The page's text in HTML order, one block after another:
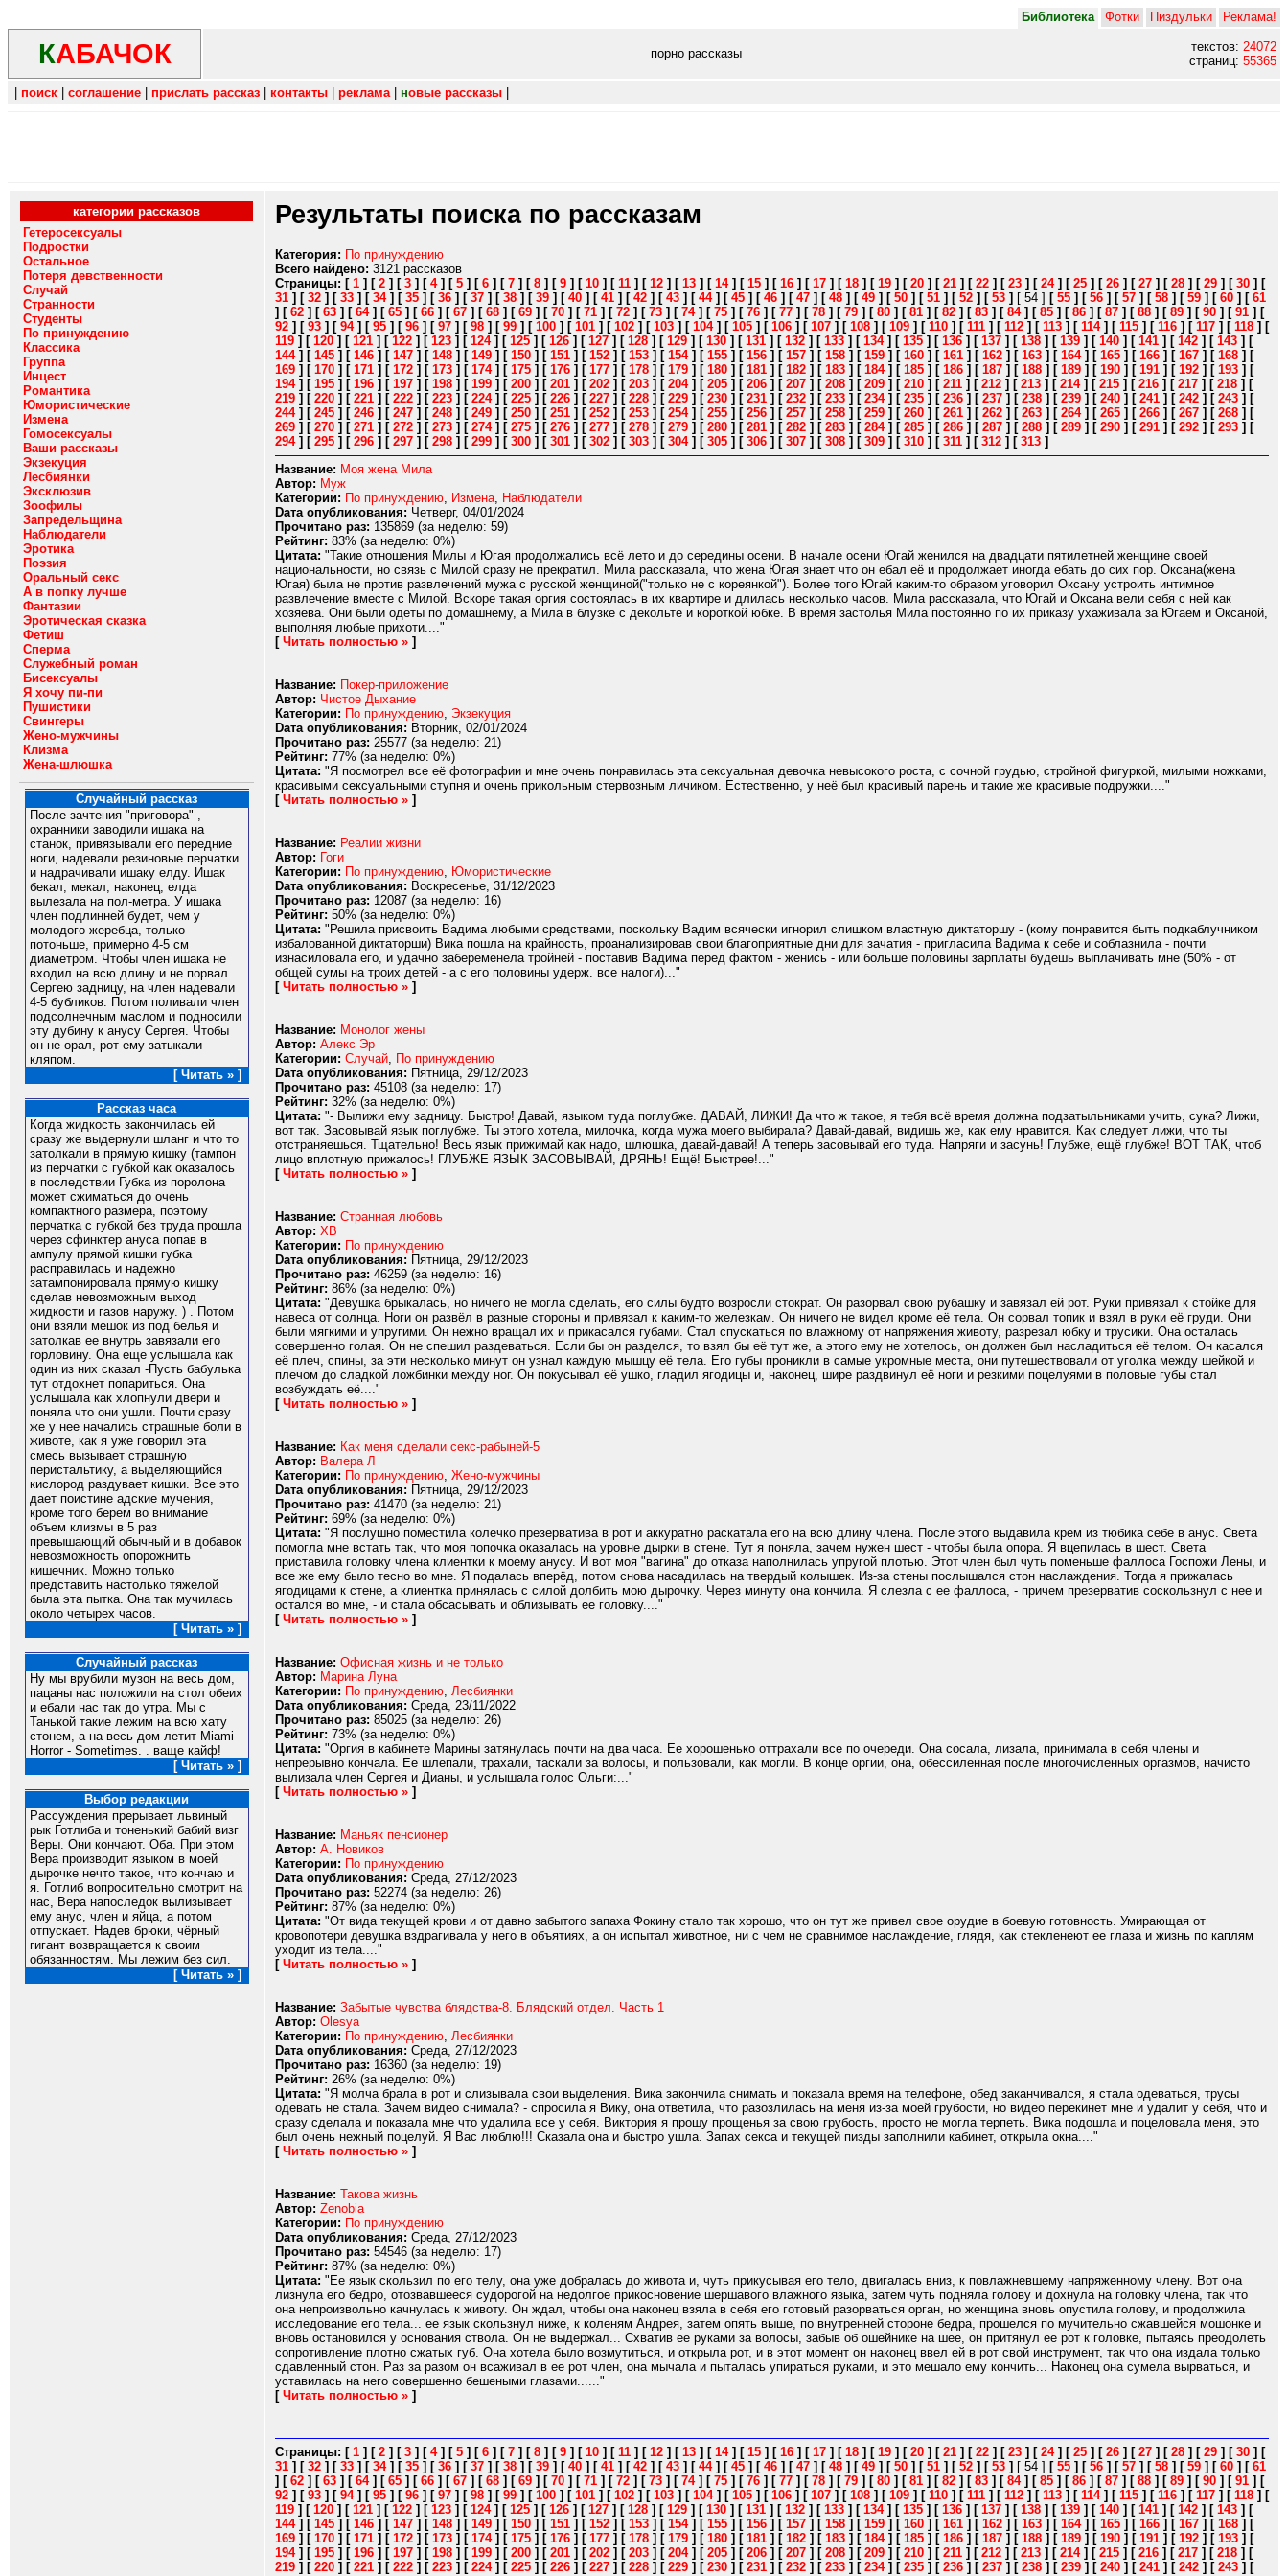
Библиотека Фотки Пиздульки Реклама!
КАБАЧОК порно рассказы текстов: 24072
страниц: 55365
поиск соглашение прислать рассказ контакты реклама| новые рассказы
категории рассказов
Гетеросексуалы
Подростки
Остальное
Потеря девственности
Случай
Странности
Студенты
По принуждению
Классика
Группа
Инцест
Романтика
Юмористические
Измена
Гомосексуалы
Ваши рассказы
Экзекуция
Лесбиянки
Эксклюзив
Зоофилы
Запредельщина
Наблюдатели
Эротика
Поэзия
Оральный секс
А в попку лучше
Фантазии
Эротическая сказка
Фетиш
Сперма
Служебный роман
Бисексуалы
Я хочу пи-пи
Пушистики
Свингеры
Жено-мужчины
Клизма
Жена-шлюшка
Случайный рассказ
После зачтения "приговора" ,
охранники заводили ишака на
станок, привязывали его передние
ноги, надевали резиновые перчатки
и надрачивали ишаку елду. Ишак
бекал, мекал, наконец, елда
вылезала на пол-метра. У ишака
член подлинней будет, чем у
молодого жеребца, только
потоньше, примерно 4-5 см
диаметром. Чтобы член ишака не
входил на всю длину и не порвал
Сергею задницу, на член надевали
4-5 бубликов. Потом поливали член
подсолнечным маслом и подносили
эту дубину к анусу Сергея. Чтобы
он не орал, рот ему затыкали
кляпом.
[ Читать » ]
Рассказ часа
Когда жидкость закончилась ей
сразу же выдернули шланг и что то
затолкали в прямую кишку (тампон
из перчатки с губкой как оказалось
в последствии Губка из поролона
может сжиматься до очень
компактного размера, поэтому
перчатка с губкой без труда прошла
через сфинктер ануса попав в
ампулу прямой кишки губка
расправилась и надежно
затампонировала прямую кишку
сделав невозможным выход
жидкости и газов наружу. ) . Потом
они взяли мешок из под белья и
затолкав ее внутрь завязали его
горловину. Она еще услышала как
один из них сказал -Пусть бабулька
тут отдохнет попариться. Она
услышала как хлопнули двери и
поняла что они ушли. Почти сразу
же у нее начались страшные боли в
животе, как я уже говорил эта
смесь вызывает страшную
перистальтику, а выделяющийся
кислород раздувает кишки. Все это
дает поистине адские мучения,
кроме того берем во внимание
объем клизмы в 5 раз
превышающий обычный и в добавок
невозможность опорожнить
кишечник. Можно только
представить настолько тяжелой
была эта пытка. Она так мучилась
около четырех часов.
[ Читать » ]
Случайный рассказ
Ну мы врубили музон на весь дом,
пацаны нас положили на стол обеих
и ебали нас так до утра. Мы с
Танькой такие лежим на всю хату
стонем, а на весь дом летит Miami
Horror - Sometimes. . ваще кайф!
[ Читать » ]
Выбор редакции
Рассуждения прерывает львиный
рык Готлиба и тоненький бабий визг
Веры. Они кончают. Оба. При этом
Вера производит языком в моей
дырочке нечто такое, что кончаю и
я. Готлиб вопросительно смотрит на
нас, Вера напоследок вылизывает
ему анус, член и яйца, а потом
отпускает. Надев брюки, чёрный
гигант возвращается к своим
обязанностям. Мы лежим без сил.
[ Читать » ]
Результаты поиска по рассказам
Категория: По принуждению
Всего найдено: 3121 рассказов
Страницы: [ 1 ] [ 2 ] [ 3 ] [ 4] [ 5 ] [ 6 ] [ 7 ] [ 8 ] [ 9 ] [ 10 ] [ 11 ] [ 12 ] [ 13 ] [ 14] [ 15 ] [ 16 ] [ 17 ] [ 18 ] [ 19 ] [ 20 ] [ 21 ] [ 22 ] [ 23 ] [ 24] [ 25 ] [ 26 ] [ 27 ] [ 28 ] [ 29 ] [ 30 ] [
31 ] [ 32 ] [ 33 ] [ 34] [ 35 ] [ 36 ] [ 37 ] [ 38 ] [ 39 ] [ 40 ] [ 41 ] [ 42 ] [ 43 ] [ 44] [ 45 ] [ 46 ] [ 47 ] [ 48 ] [ 49 ] [ 50 ] [ 51 ] [ 52 ] [ 53 ] [ 54 ] [ 55 ] [ 56 ] [ 57 ] [ 58 ] [ 59 ] [ 60 ] [ 61
] [ 62 ] [ 63 ] [ 64] [ 65 ] [ 66 ] [ 67 ] [ 68 ] [ 69 ] [ 70 ] [ 71 ] [ 72 ] [ 73 ] [ 74] [ 75 ] [ 76 ] [ 77 ] [ 78 ] [ 79 ] [ 80 ] [ 81 ] [ 82 ] [ 83 ] [ 84] [ 85 ] [ 86 ] [ 87 ] [ 88 ] [ 89 ] [ 90 ] [ 91 ] [
92 ] [ 93 ] [ 94] [ 95 ] [ 96 ] [ 97 ] [ 98 ] [ 99 ] [ 100 ] [ 101 ] [ 102 ] [ 103 ] [ 104] [ 105 ] [ 106 ] [ 107 ] [ 108 ] [ 109 ] [ 110 ] [ 111 ] [ 112 ] [ 113 ] [ 114] [ 115 ] [ 116 ] [ 117 ] [ 118 ] [
119 ] [ 120 ] [ 121 ] [ 122 ] [ 123 ] [ 124] [ 125 ] [ 126 ] [ 127 ] [ 128 ] [ 129 ] [ 130 ] [ 131 ] [ 132 ] [ 133 ] [ 134] [ 135 ] [ 136 ] [ 137 ] [ 138 ] [ 139 ] [ 140 ] [ 141 ] [ 142 ] [ 143 ] [
144] [ 145 ] [ 146 ] [ 147 ] [ 148 ] [ 149 ] [ 150 ] [ 151 ] [ 152 ] [ 153 ] [ 154] [ 155 ] [ 156 ] [ 157 ] [ 158 ] [ 159 ] [ 160 ] [ 161 ] [ 162 ] [ 163 ] [ 164] [ 165 ] [ 166 ] [ 167 ] [ 168 ] [
169 ] [ 170 ] [ 171 ] [ 172 ] [ 173 ] [ 174] [ 175 ] [ 176 ] [ 177 ] [ 178 ] [ 179 ] [ 180 ] [ 181 ] [ 182 ] [ 183 ] [ 184] [ 185 ] [ 186 ] [ 187 ] [ 188 ] [ 189 ] [ 190 ] [ 191 ] [ 192 ] [ 193 ] [
194] [ 195 ] [ 196 ] [ 197 ] [ 198 ] [ 199 ] [ 200 ] [ 201 ] [ 202 ] [ 203 ] [ 204] [ 205 ] [ 206 ] [ 207 ] [ 208 ] [ 209 ] [ 210 ] [ 211 ] [ 212 ] [ 213 ] [ 214] [ 215 ] [ 216 ] [ 217 ] [ 218 ] [
219 ] [ 220 ] [ 221 ] [ 222 ] [ 223 ] [ 224] [ 225 ] [ 226 ] [ 227 ] [ 228 ] [ 229 ] [ 230 ] [ 231 ] [ 232 ] [ 233 ] [ 234] [ 235 ] [ 236 ] [ 237 ] [ 238 ] [ 239 ] [ 240 ] [ 241 ] [ 242 ] [ 243 ] [
244] [ 245 ] [ 246 ] [ 247 ] [ 248 ] [ 249 ] [ 250 ] [ 251 ] [ 252 ] [ 253 ] [ 254] [ 255 ] [ 256 ] [ 257 ] [ 258 ] [ 259 ] [ 260 ] [ 261 ] [ 262 ] [ 263 ] [ 264] [ 265 ] [ 266 ] [ 267 ] [ 268 ] [
269 ] [ 270 ] [ 271 ] [ 272 ] [ 273 ] [ 274] [ 275 ] [ 276 ] [ 277 ] [ 278 ] [ 279 ] [ 280 ] [ 281 ] [ 282 ] [ 283 ] [ 284] [ 285 ] [ 286 ] [ 287 ] [ 288 ] [ 289 ] [ 290 ] [ 291 ] [ 292 ] [ 293 ] [
294] [ 295 ] [ 296 ] [ 297 ] [ 298 ] [ 299 ] [ 300 ] [ 301 ] [ 302 ] [ 303 ] [ 304] [ 305 ] [ 306 ] [ 307 ] [ 308 ] [ 309 ] [ 310 ] [ 311 ] [ 312 ] [ 313 ]
Название: Моя жена Мила
Автор: Муж
Категории: По принуждению, Измена, Наблюдатели
Dата опубликования: Четверг, 04/01/2024
Прочитано раз: 135869 (за неделю: 59)
Рейтинг: 83% (за неделю: 0%)
Цитата: "Такие отношения Милы и Югая продолжались всё лето и до середины осени. В начале осени Югай женился на двадцати пятилетней женщине своей
национальности, но связь с Милой сразу не прекратил. Мила рассказала, что жена Югая знает что он ебал её и продолжает иногда ебать до сих пор. Оксана(жена
Югая) была не против развлечений мужа с русской женщиной("только не с кореянкой"). Более того Югай каким-то образом уговорил Оксану устроить интимное
развлечение вместе с Милой. Вскоре такая оргия состоялась в их квартире и длилась несколько часов. Мила рассказала, что Югай и Оксана вели себя с ней как
хозяева. Они были одеты по домашнему, а Мила в блузке с декольте и короткой юбке. В время застолья Мила постоянно по их приказу ухаживала за Югаем и Оксаной,
выполняя любые прихоти...."
[ Читать полностью » ]
Название: Покер-приложение
Автор: Чистое Дыхание
Категории: По принуждению, Экзекуция
Dата опубликования: Вторник, 02/01/2024
Прочитано раз: 25577 (за неделю: 21)
Рейтинг: 77% (за неделю: 0%)
Цитата: "Я посмотрел все её фотографии и мне очень понравилась эта сексуальная девочка невысокого роста, с сочной грудью, стройной фигуркой, милыми ножками,
красивыми сексуальными ступня и очень прикольным стервозным личиком. Естественно, у неё был красивый парень и такие же красивые подружки...."
[ Читать полностью » ]
Название: Реалии жизни
Автор: Гоги
Категории: По принуждению, Юмористические
Dата опубликования: Воскресенье, 31/12/2023
Прочитано раз: 12087 (за неделю: 16)
Рейтинг: 50% (за неделю: 0%)
Цитата: "Решила присвоить Вадима любыми средствами, поскольку Вадим всячески игнорил слишком властную диктаторшу - (кому понравится быть подкаблучником
избалованной диктаторши) Вика пошла на крайность, проанализировав свои благоприятные дни для зачатия - пригласила Вадима к себе и соблазнила - почти
изнасиловала его, и удачно забеременела тройней - поставив Вадима перед фактом - женись - или больше половины зарплаты будешь выплачивать мне (50% - от
общей сумы на троих детей - а с его половины удерж. все налоги)..."
[ Читать полностью » ]
Название: Монолог жены
Автор: Алекс Эр
Категории: Случай, По принуждению
Dата опубликования: Пятница, 29/12/2023
Прочитано раз: 45108 (за неделю: 17)
Рейтинг: 32% (за неделю: 0%)
Цитата: "- Вылижи ему задницу. Быстро! Давай, языком туда поглубже. ДАВАЙ, ЛИЖИ! Да что ж такое, я тебя всё время должна подзатыльниками учить, сука? Лижи,
вот так. Засовывай язык поглубже. Ты этого хотела, милочка, когда мужа моего выбирала? Давай-давай, видишь же, как ему нравится. Как следует лижи, что ты
отстраняешься. Тщательно! Весь язык прижимай как надо, шлюшка, давай-давай! А теперь засовывай его туда. Напряги и засунь! Глубже, ещё глубже! ВОТ ТАК, чтоб
лицо вплотную прижалось! ГЛУБЖЕ ЯЗЫК ЗАСОВЫВАЙ, ДРЯНЬ! Ещё! Быстрее!..."
[ Читать полностью » ]
Название: Странная любовь
Автор: XB
Категории: По принуждению
Dата опубликования: Пятница, 29/12/2023
Прочитано раз: 46259 (за неделю: 16)
Рейтинг: 86% (за неделю: 0%)
Цитата: "Девушка брыкалась, но ничего не могла сделать, его силы будто возросли стократ. Он разорвал свою рубашку и завязал ей рот. Руки привязал к стойке для
навеса от солнца. Ноги он развёл в разные стороны и привязал к каким-то железкам. Он ничего не видел кроме её тела. Он сорвал топик и взял в руки её груди. Они
были мягкими и упругими. Он нежно вращал их и прикасался губами. Стал спускаться по влажному от напряжения животу, разрезал юбку и трусики. Она осталась
совершенно голая. Он не спешил раздеваться. Если бы он разделся, то взял бы её тут же, а этого ему не хотелось, он должен был насладиться её телом. Он касался
её плеч, спины, за эти несколько минут он узнал каждую мышцу её тела. Его губы проникли в самые укромные места, они путешествовали от уголка между шейкой и
плечом до сладкой ложбинки между ног. Он покусывал её ушко, гладил ягодицы и, наконец, шире раздвинул её ноги и резкими поцелуями в половые губы стал
возбуждать её...."
[ Читать полностью » ]
Название: Как меня сделали секс-рабыней-5
Автор: Валера Л
Категории: По принуждению, Жено-мужчины
Dата опубликования: Пятница, 29/12/2023
Прочитано раз: 41470 (за неделю: 21)
Рейтинг: 69% (за неделю: 0%)
Цитата: "Я послушно поместила колечко презерватива в рот и аккуратно раскатала его на всю длину члена. После этого выдавила крем из тюбика себе в анус. Света
помогла мне встать так, что моя попочка оказалась на уровне дырки в стене. Тут я поняла, зачем нужен шест - чтобы была опора. Я вцепилась в шест. Света
приставила головку члена клиентки к моему анусу. И вот моя "вагина" до отказа наполнилась упругой плотью. Этот член был чуть поменьше фаллоса Госпожи Лены, и
все же ему было тесно во мне. Я подалась вперёд, потом снова насадилась на твердый колышек. Из-за стены послышался стон наслаждения. Тогда я прижалась
ягодицами к стене, а клиентка принялась с силой долбить мою дырочку. Через минуту она кончила. Я слезла с ее фаллоса, - причем презерватив соскользнул с нее и
остался во мне, - и стала обсасывать и облизывать ее головку...."
[ Читать полностью » ]
Название: Офисная жизнь и не только
Автор: Марина Луна
Категории: По принуждению, Лесбиянки
Dата опубликования: Среда, 23/11/2022
Прочитано раз: 85025 (за неделю: 26)
Рейтинг: 73% (за неделю: 0%)
Цитата: "Оргия в кабинете Марины затянулась почти на два часа. Ее хорошенько оттрахали все по очереди. Она сосала, лизала, принимала в себя члены и
непрерывно кончала. Ее шлепали, трахали, таскали за волосы, и пользовали, как могли. В конце оргии, она, обессиленная после многочисленных оргазмов, начисто
вылизала член Сергея и Дианы, и услышала голос Ольги:..."
[ Читать полностью » ]
Название: Маньяк пенсионер
Автор: А. Новиков
Категории: По принуждению
Dата опубликования: Среда, 27/12/2023
Прочитано раз: 52274 (за неделю: 26)
Рейтинг: 87% (за неделю: 0%)
Цитата: "От вида текущей крови и от давно забытого запаха Фокину стало так хорошо, что он тут же привел свое орудие в боевую готовность. Умирающая от
кровопотери девушка вздрагивала у него в объятиях, а он испытал животное, ни с чем не сравнимое наслаждение, глядя, как стекленеют ее глаза и жизнь по каплям
уходит из тела...."
[ Читать полностью » ]
Название: Забытые чувства блядства-8. Блядский отдел. Часть 1
Автор: Olesya
Категории: По принуждению, Лесбиянки
Dата опубликования: Среда, 27/12/2023
Прочитано раз: 16360 (за неделю: 19)
Рейтинг: 26% (за неделю: 0%)
Цитата: "Я молча брала в рот и слизывала свои выделения. Вика закончила снимать и показала время на телефоне, обед заканчивался, я стала одеваться, трусы
одевать не стала. Зачем видео снимала? - спросила я Вику, она ответила, что разозлилась на меня из-за моей грубости, но видео перекинет мне и удалит у себя, что и
сразу сделала и показала мне что удалила все у себя. Виктория я прошу прощенья за свою грубость, просто не могла терпеть. Вика подошла и поцеловала меня, это
был очень нежный поцелуй. Я Вас люблю!!! Сказала она и быстро ушла. Запах секса и текущей пизды заполнили кабинет, открыла окна...."
[ Читать полностью » ]
Название: Такова жизнь
Автор: Zenobia
Категории: По принуждению
Dата опубликования: Среда, 27/12/2023
Прочитано раз: 54546 (за неделю: 17)
Рейтинг: 87% (за неделю: 0%)
Цитата: "Ее язык скользил по его телу, она уже добралась до живота и, чуть прикусывая его тело, двигалась вниз, к повлажневшему напряженному члену. Вот она
лизнула его бедро, отозвавшееся судорогой на недолгое прикосновение шершавого влажного языка, затем чуть подняла голову и дохнула на головку члена, так что
она непроизвольно качнулась к животу. Он ждал, чтобы она наконец взяла в себя его готовый разорваться орган, но женщина вновь опустила голову, и продолжила
исследование его тела... ее язык скользнул ниже, к коленям Андрея, затем опять выше, по внутренней стороне бедра, прошелся по мучительно сжавшейся мошонке и
вновь остановился у основания ствола. Он не выдержал... Схватив ее руками за волосы, забыв об ошейнике на шее, он притянул ее рот к головке, пытаясь преодолеть
сопротивление плотно сжатых губ. Она хотела было возмутиться, и открыла рот, и в этот момент он наконец ввел ей в рот свой инструмент, так что она издала только
сдавленный стон. Раз за разом он всаживал в ее рот член, она мычала и пыталась упираться руками, и это мешало ему кончить... Наконец она сумела вырваться, и
уставилась на него совершенно бешеными глазами......"
[ Читать полностью » ]
Страницы: [ 1 ] [ 2 ] [ 3 ] [ 4] [ 5 ] [ 6 ] [ 7 ] [ 8 ] [ 9 ] [ 10 ] [ 11 ] [ 12 ] [ 13 ] [ 14] [ 15 ] [ 16 ] [ 17 ] [ 18 ] [ 19 ] [ 20 ] [ 21 ] [ 22 ] [ 23 ] [ 24] [ 25 ] [ 26 ] [ 27 ] [ 28 ] [ 29 ] [ 30 ] [
31 ] [ 32 ] [ 33 ] [ 34] [ 35 ] [ 36 ] [ 37 ] [ 38 ] [ 39 ] [ 40 ] [ 41 ] [ 42 ] [ 43 ] [ 44] [ 45 ] [ 46 ] [ 47 ] [ 48 ] [ 49 ] [ 50 ] [ 51 ] [ 52 ] [ 53 ] [ 54 ] [ 55 ] [ 56 ] [ 57 ] [ 58 ] [ 59 ] [ 60 ] [ 61
] [ 62 ] [ 63 ] [ 64] [ 65 ] [ 66 ] [ 67 ] [ 68 ] [ 69 ] [ 70 ] [ 71 ] [ 72 ] [ 73 ] [ 74] [ 75 ] [ 76 ] [ 77 ] [ 78 ] [ 79 ] [ 80 ] [ 81 ] [ 82 ] [ 83 ] [ 84] [ 85 ] [ 86 ] [ 87 ] [ 88 ] [ 89 ] [ 90 ] [ 91 ] [
92 ] [ 93 ] [ 94] [ 95 ] [ 96 ] [ 97 ] [ 98 ] [ 99 ] [ 100 ] [ 101 ] [ 102 ] [ 103 ] [ 104] [ 105 ] [ 106 ] [ 107 ] [ 108 ] [ 109 ] [ 110 ] [ 111 ] [ 112 ] [ 113 ] [ 114] [ 115 ] [ 116 ] [ 117 ] [ 118 ] [
119 ] [ 120 ] [ 121 ] [ 122 ] [ 123 ] [ 124] [ 125 ] [ 126 ] [ 127 ] [ 128 ] [ 129 ] [ 130 ] [ 131 ] [ 132 ] [ 133 ] [ 134] [ 135 ] [ 136 ] [ 137 ] [ 138 ] [ 139 ] [ 140 ] [ 141 ] [ 142 ] [ 143 ] [
144] [ 145 ] [ 146 ] [ 147 ] [ 148 ] [ 149 ] [ 150 ] [ 151 ] [ 152 ] [ 153 ] [ 154] [ 155 ] [ 156 ] [ 157 ] [ 158 ] [ 159 ] [ 160 ] [ 161 ] [ 162 ] [ 163 ] [ 164] [ 165 ] [ 166 ] [ 167 ] [ 168 ] [
169 ] [ 170 ] [ 171 ] [ 172 ] [ 173 ] [ 174] [ 175 ] [ 176 ] [ 177 ] [ 178 ] [ 179 ] [ 180 ] [ 181 ] [ 182 ] [ 183 ] [ 184] [ 185 ] [ 186 ] [ 187 ] [ 188 ] [ 189 ] [ 190 ] [ 191 ] [ 192 ] [ 193 ] [
194] [ 195 ] [ 196 ] [ 197 ] [ 198 ] [ 199 ] [ 200 ] [ 201 ] [ 202 ] [ 203 ] [ 204] [ 205 ] [ 206 ] [ 207 ] [ 208 ] [ 209 ] [ 210 ] [ 211 ] [ 212 ] [ 213 ] [ 214] [ 215 ] [ 216 ] [ 217 ] [ 218 ] [
219 ] [ 220 ] [ 221 ] [ 222 ] [ 223 ] [ 224] [ 225 ] [ 226 ] [ 227 ] [ 228 ] [ 229 ] [ 230 ] [ 231 ] [ 232 ] [ 233 ] [ 234] [ 235 ] [ 236 ] [ 237 ] [ 238 ] [ 239 ] [ 240 ] [ 241 ] [ 242 ] [ 243 ] [